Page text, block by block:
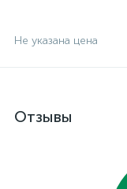
Не указана цена
Отзывы